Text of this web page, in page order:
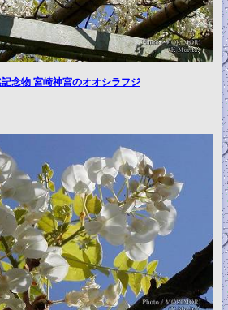
念物 宮崎神宮のオオシラフジ